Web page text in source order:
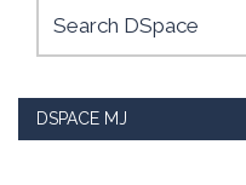
DSPACE MJ